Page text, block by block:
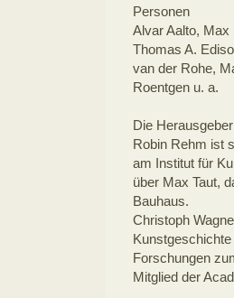
Personen
Alvar Aalto, Max
Thomas A.
van der Rohe,
Roentgen u. a.
Die Herausgeber
Robin Rehm ist
am Institut für
über Max Taut,
Bauhaus.
Christoph
Forschungen
Mitglied der